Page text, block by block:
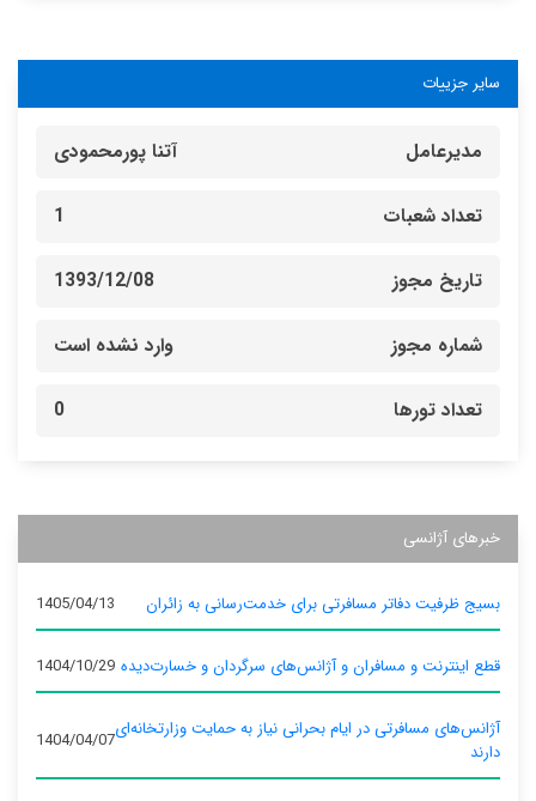
سایر جزییات
مدیرعامل آتنا پورمحمودی
تعداد شعبات 1
تاریخ مجوز 1393/12/08
شماره مجوز وارد نشده است
تعداد تورها 0
خبرهای آژانسی
بسیج ظرفیت دفاتر مسافرتی برای خدمت‌رسانی به زائران 1405/04/13
قطع اینترنت و مسافران و آژانس‌های سرگردان و خسارت‌دیده 1404/10/29
آژانس‌های مسافرتی در ایام بحرانی نیاز به حمایت وزارتخانه‌ای
دارند
1404/04/07